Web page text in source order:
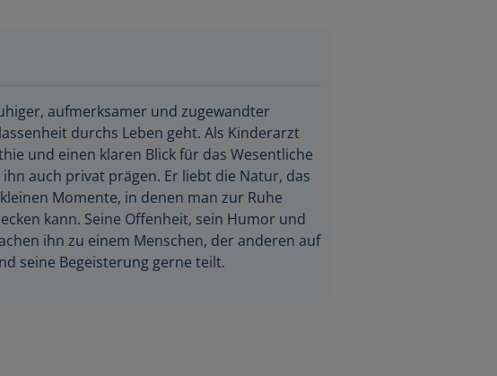
aufmerksamer und zugewandter
durchs Leben geht. Als Kinderarzt
und einen klaren Blick für das Wesentliche
auch privat prägen. Er liebt die Natur, das
Momente, in denen man zur Ruhe
kann. Seine Offenheit, sein Humor und
ihn zu einem Menschen, der anderen auf
seine Begeisterung gerne teilt.